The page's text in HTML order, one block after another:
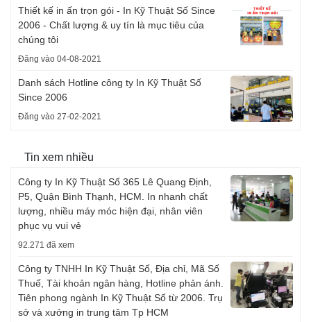
Thiết kế in ấn trọn gói - In Kỹ Thuật Số Since
2006 - Chất lượng & uy tín là mục tiêu của
chúng tôi
Đăng vào 04-08-2021
Danh sách Hotline công ty In Kỹ Thuật Số
Since 2006
Đăng vào 27-02-2021
Tin xem nhiều
Công ty In Kỹ Thuật Số 365 Lê Quang Định,
P5, Quận Bình Thạnh, HCM. In nhanh chất
lượng, nhiều máy móc hiện đại, nhân viên
phục vụ vui vẻ
92.271 đã xem
Công ty TNHH In Kỹ Thuật Số, Địa chỉ, Mã Số
Thuế, Tài khoản ngân hàng, Hotline phản ánh.
Tiên phong ngành In Kỹ Thuật Số từ 2006. Trụ
sở và xưởng in trung tâm Tp HCM